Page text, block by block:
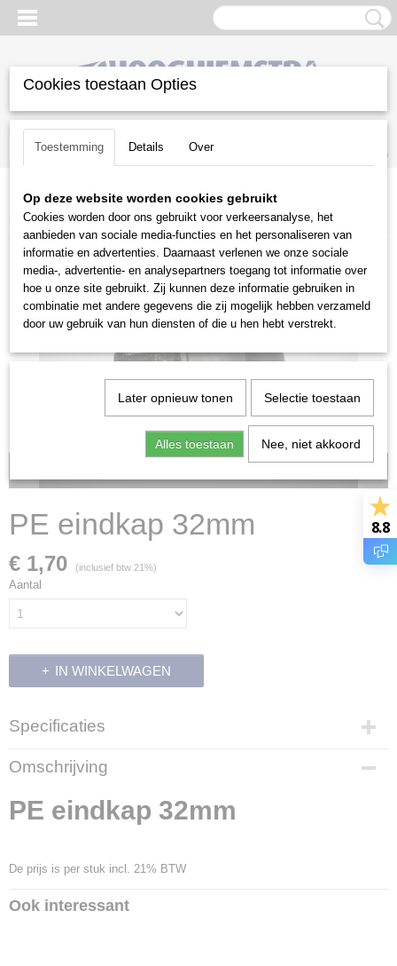
Inloggen Registreren
(0)
Home >Gazononderhoud>Beregeningstechniek
koppelingen>PE eindkap 32mm
PE eindkap 32mm
€ 1,70 (inclusief btw 21%)
Aantal
IN WINKELWAGEN
Specificaties
Productcode
14209
Omschrijving
PE eindkap 32mm
De prijs is per stuk incl. 21% BTW
Ook interessant
8.8
Cookies toestaan Opties
Toestemming Details Over
Op deze website worden cookies gebruikt
Cookies worden door ons gebruikt voor verkeersanalyse, het
aanbieden van sociale media-functies en het personaliseren van
informatie en advertenties. Daarnaast verlenen we onze sociale
media-, advertentie- en analysepartners toegang tot informatie over
hoe u onze site gebruikt. Zij kunnen deze informatie gebruiken in
combinatie met andere gegevens die zij mogelijk hebben verzameld
door uw gebruik van hun diensten of die u hen hebt verstrekt.
Later opnieuw tonen Selectie toestaan
Alles toestaan Nee, niet akkoord